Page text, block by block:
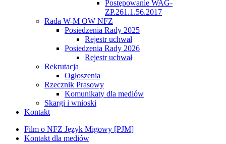
Postępowanie WAG-
ZP.261.1.56.2017
Rada W-M OW NFZ
Posiedzenia Rady 2025
Rejestr uchwał
Posiedzenia Rady 2026
Rejestr uchwał
Rekrutacja
Ogłoszenia
Rzecznik Prasowy
Komunikaty dla mediów
Skargi i wnioski
Kontakt
Film o NFZ Język Migowy [PJM]
Kontakt dla mediów